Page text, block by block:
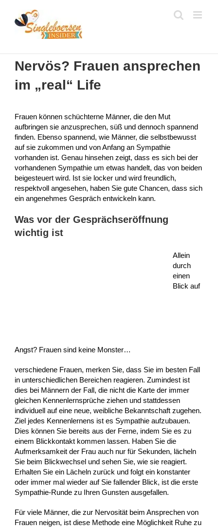
springen
Nervös? Frauen ansprechen
im „real“ Life
Frauen können schüchterne Männer, die den Mut
aufbringen sie anzusprechen, süß und dennoch spannend
finden. Ebenso spannend, wie Männer, die selbstbewusst
auf sie zukommen und von Anfang an Sympathie
vorhanden ist. Genau hinsehen zeigt, dass es sich bei der
vorhandenen Sympathie um etwas handelt, das von beiden
beigesteuert wird. Ist sie locker und wird freundlich,
respektvoll angesehen, haben Sie gute Chancen, dass sich
ein angenehmes Gespräch entwickeln kann.
Was vor der Gesprächseröffnung
wichtig ist
Angst? Frauen sind keine Monster…
Allein
durch
einen
Blick auf
verschiedene Frauen, merken Sie, dass Sie im besten Fall
in unterschiedlichen Bereichen reagieren. Zumindest ist
dies bei Männern der Fall, die nicht die Karte der immer
gleichen Kennenlernsprüche ziehen und stattdessen
individuell auf eine neue, weibliche Bekanntschaft zugehen.
Ziel jedes Kennenlernens ist es Sympathie aufzubauen.
Dies können Sie bereits aus der Ferne, indem Sie es zu
einem Blickkontakt kommen lassen. Haben Sie die
Aufmerksamkeit der Frau auch nur für Sekunden, lächeln
Sie beim Blickwechsel und sehen Sie, wie sie reagiert.
Erhalten Sie ein Lächeln zurück und folgt ein konstanter
oder immer mal wieder auf Sie fallender Blick, ist die erste
Sympathie-Runde zu Ihren Gunsten ausgefallen.
Für viele Männer, die zur Nervosität beim Ansprechen von
Frauen neigen, ist diese Methode eine Möglichkeit Ruhe zu